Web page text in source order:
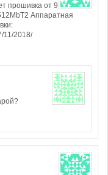
прошивка от 9
Аппаратная
11/2018/